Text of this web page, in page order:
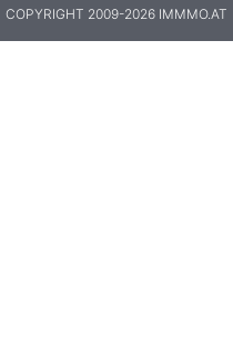
COPYRIGHT 2009-2026 IMMMO.AT